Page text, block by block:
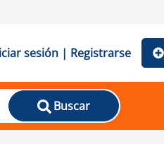
sesión | Registrarse
Buscar